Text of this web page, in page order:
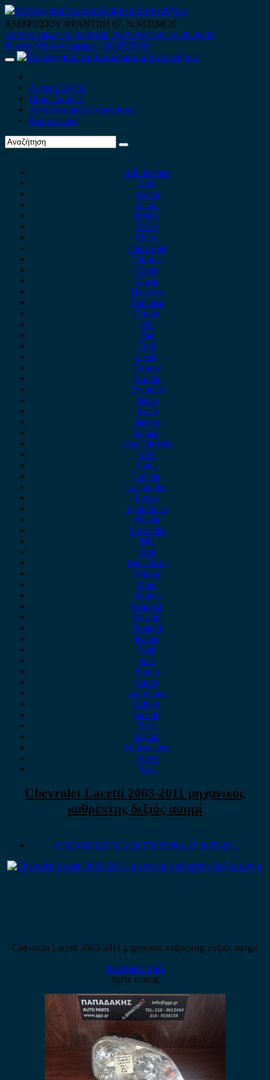
Skip
to
content
ΑΜΒΡΟΣΙΟΥ ΦΡΑΝΤΖΗ 67, Ν.ΚΟΣΜΟΣ
210 9012444 210 9239148 210 9238158 210 9026839
Κινητό-Viber-whatsapp : 6980507900
Primary
Αρχική Σελίδα
Ποιοί είμαστε
Ανταλλακτικά Αυτοκινήτων
Επικοινωνία
Alfa Romeo
Audi
Austin
Acura
BMW
BYD
Chery
Chevrolet
Citroen
Cupra
Dacia
Daewoo
Daihatsu
Dodge
DS
Fiat
Ford
Geely
Gonow
Honda
Hyundai
Isuzu
iveco
Jaecoo
Jaguar
Jeep Chrysler
KIA
Lada
Lancia
Leapmotor
Lexus
Lynk & co
Mazda
Mercedes
MG
Mini
Mitsubishi
Nissan
Opel
Omoda
Peugeot
Porsche
Renault
Rover
Saab
Seat
Skoda
Smart
ssangyong
Subaru
Suzuki
Tesla
Toyota
Volkswagen
Volvo
Xev
Chevrolet Lacetti 2003-2011 μηχανικός
καθρέπτης δεξιός ασημί
CHEVROLET LACETTI SDN-L/B 2003-2011
Chevrolet Lacetti 2003-2011 μηχανικός καθρέπτης δεξιός ασημί
Ρωτήστε τιμή
Δείτε επίσης